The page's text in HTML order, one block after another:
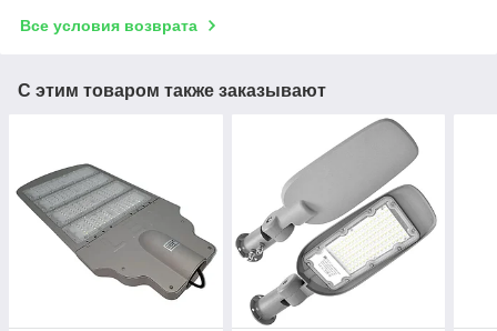
Все условия возврата
С этим товаром также заказывают